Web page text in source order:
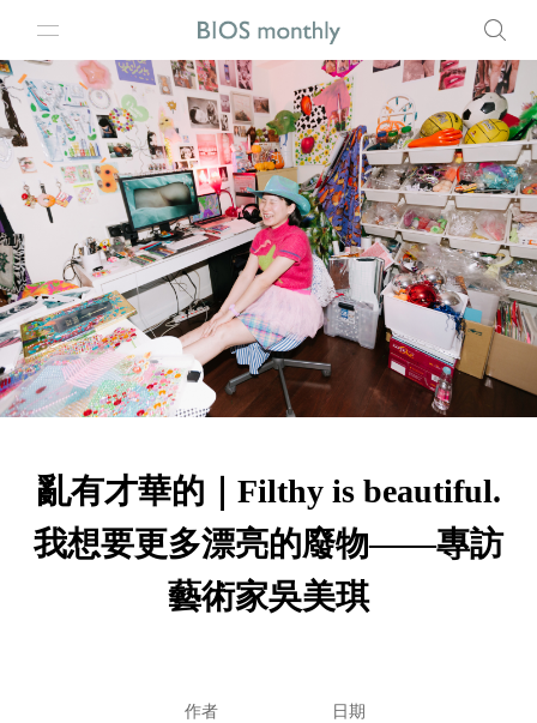
亂有才華的｜Filthy is beautiful.
我想要更多漂亮的廢物——專訪
藝術家吳美琪
作者 日期